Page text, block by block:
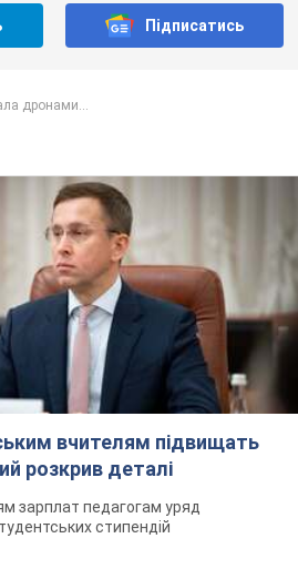
вчителям підвищать
розкрив деталі
зарплат педагогам уряд
стипендій
ракет
в липні: у
цифру